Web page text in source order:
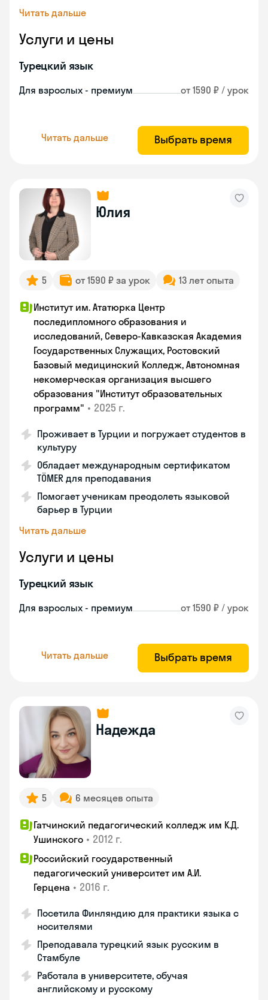
Читать дальше
Услуги и цены
Турецкий язык
Для взрослых - премиум от 1590 ₽ / урок
Читать дальше Выбрать время
Юлия
5 от 1590 ₽ за урок 13 лет опыта
Институт им. Ататюрка Центр
последипломного образования и
исследований, Северо-Кавказская Академия
Государственных Служащих, Ростовский
Базовый медицинский Колледж, Автономная
некомерческая организация высшего
образования "Институт образовательных
программ" • 2025 г.
Проживает в Турции и погружает студентов в
культуру
Обладает международным сертификатом
TÖMER для преподавания
Помогает ученикам преодолеть языковой
барьер в Турции
Читать дальше
Услуги и цены
Турецкий язык
Для взрослых - премиум от 1590 ₽ / урок
Читать дальше Выбрать время
Надежда
5 6 месяцев опыта
Гатчинский педагогический колледж им К.Д.
Ушинского • 2012 г.
Российский государственный
педагогический университет им А.И.
Герцена • 2016 г.
Посетила Финляндию для практики языка с
носителями
Преподавала турецкий язык русским в
Стамбуле
Работала в университете, обучая
английскому и русскому